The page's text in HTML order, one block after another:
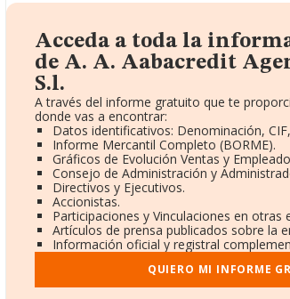
Acceda a toda la
de A. A. Aabacredit
S.l.
A través del informe gratuito que te
donde vas a encontrar:
Datos identificativos: Denominación,
Informe Mercantil Completo (BORME).
Gráficos de Evolución Ventas y
Consejo de Administración y
Directivos y Ejecutivos.
Accionistas.
Participaciones y Vinculaciones en otras
Artículos de prensa publicados sobre la
Información oficial y registral
QUIERO MI INFORME